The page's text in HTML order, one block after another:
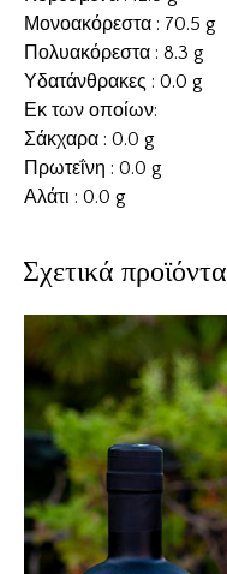
Μονοακόρεστα : 70.5 g
Πολυακόρεστα : 8.3 g
Υδατάνθρακες : 0.0 g
Εκ των οποίων:
Σάκχαρα : 0.0 g
Πρωτεΐνη : 0.0 g
Αλάτι : 0.0 g
Σχετικά προϊόντα